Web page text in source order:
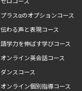
プラスαのオプションコース
伝わる声と表現コース
語学力を伸ばす学びコース
オンライン英会話コース
ダンスコース
オンライン個別指導コース